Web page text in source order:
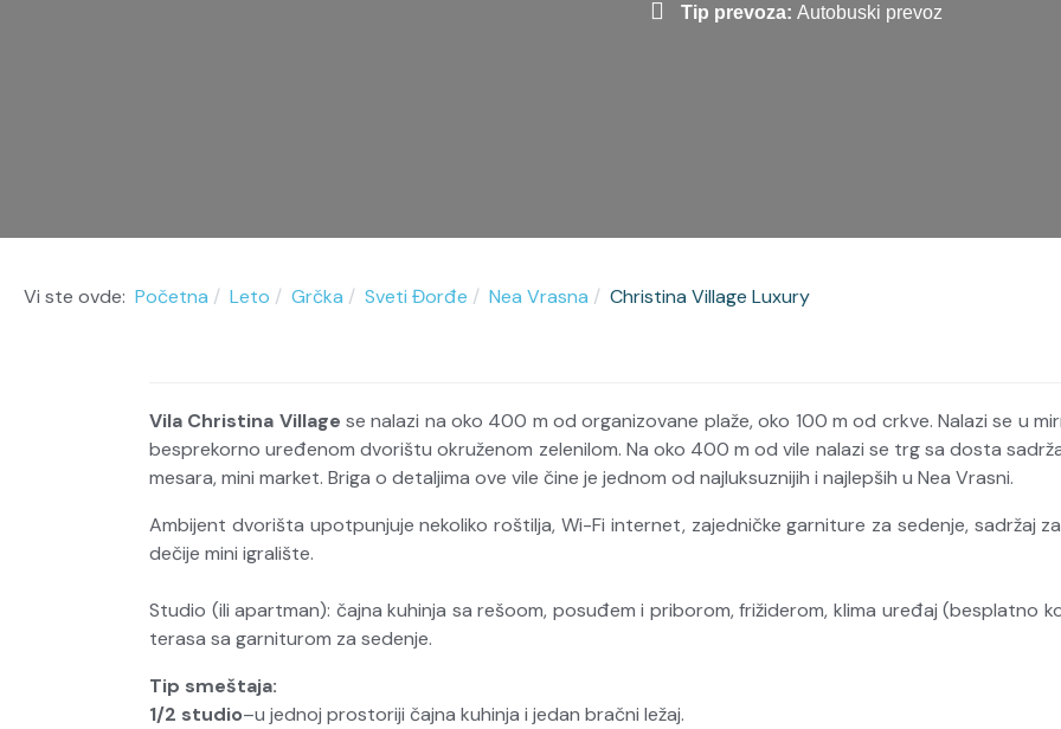
Tip prevoza: Autobuski prevoz
Vi ste ovde: Početna Leto Grčka Sveti Đorđe Nea Vrasna Christina Village Luxury
Vila Christina Village se nalazi na oko 400 m od organizovane plaže, oko 100 m od crkve. Nalazi se u
besprekorno uređenom dvorištu okruženom zelenilom. Na oko 400 m od vile nalazi se trg sa dosta
mesara, mini market. Briga o detaljima ove vile čine je jednom od najluksuznijih i najlepših u Nea Vrasni.
Ambijent dvorišta upotpunjuje nekoliko roštilja, Wi-Fi internet, zajedničke garniture za sedenje, sadržaj
dečije mini igralište.
Studio (ili apartman): čajna kuhinja sa rešoom, posuđem i priborom, frižiderom, klima uređaj (besplatno
terasa sa garniturom za sedenje.
Tip smeštaja:
1/2 studio–u jednoj prostoriji čajna kuhinja i jedan bračni ležaj.